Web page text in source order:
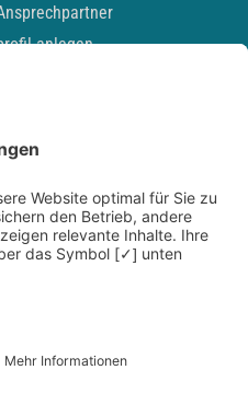
anlegen
Podcast